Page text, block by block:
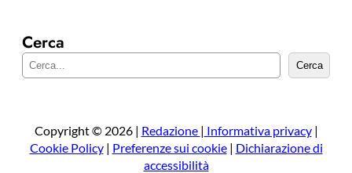
Cerca
e
a
Cerca
Copyright © 2026 | Redazione | Informativa privacy|
Cookie Policy| Preferenze sui cookie| Dichiarazione di
accessibilità